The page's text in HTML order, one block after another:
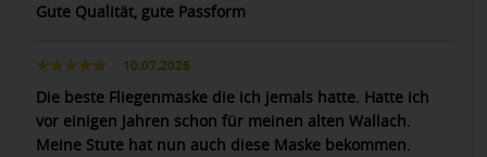
Gute Qualität, gute Passform
10.07.2026
Die beste Fliegenmaske die ich jemals hatte. Hatte ich
vor einigen Jahren schon für meinen alten Wallach.
Meine Stute hat nun auch diese Maske bekommen.